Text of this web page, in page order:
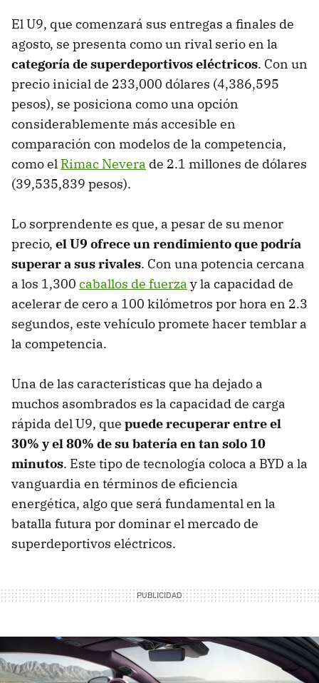
El U9, que comenzará sus entregas a finales de
agosto, se presenta como un rival serio en la
categoría de superdeportivos eléctricos. Con un
precio inicial de 233,000 dólares (4,386,595
pesos), se posiciona como una opción
considerablemente más accesible en
comparación con modelos de la competencia,
como el Rimac Nevera de 2.1 millones de dólares
(39,535,839 pesos).
Lo sorprendente es que, a pesar de su menor
precio, el U9 ofrece un rendimiento que podría
superar a sus rivales. Con una potencia cercana
a los 1,300 caballos de fuerza y la capacidad de
acelerar de cero a 100 kilómetros por hora en 2.3
segundos, este vehículo promete hacer temblar a
la competencia.
Una de las características que ha dejado a
muchos asombrados es la capacidad de carga
rápida del U9, que puede recuperar entre el
30% y el 80% de su batería en tan solo 10
minutos. Este tipo de tecnología coloca a BYD a la
vanguardia en términos de eficiencia
energética, algo que será fundamental en la
batalla futura por dominar el mercado de
superdeportivos eléctricos.